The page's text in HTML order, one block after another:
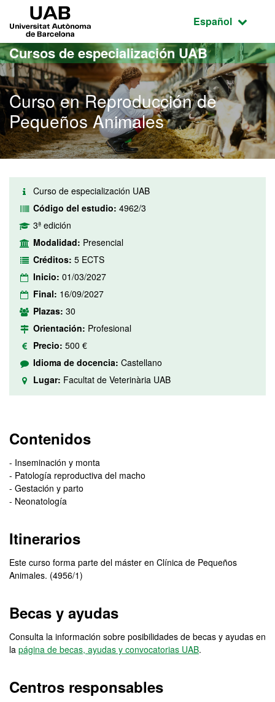
Acceso al contenido principal
Acceso a la navegación de la página
Idioma
Español
Cursos de especialización UAB
Curso en Reproducción de
Pequeños Animales
Curso de especialización UAB
Código del estudio: 4962/3
3ª edición
Modalidad: Presencial
Créditos: 5 ECTS
Inicio: 01/03/2027
Final: 16/09/2027
Plazas: 30
Orientación: Profesional
Precio: 500 €
Idioma de docencia: Castellano
Lugar: Facultat de Veterinària UAB
Contenidos
- Inseminación y monta
- Patología reproductiva del macho
- Gestación y parto
- Neonatología
Itinerarios
Este curso forma parte del máster en Clínica de Pequeños
Animales. (4956/1)
Becas y ayudas
Consulta la información sobre posibilidades de becas y ayudas en
la página de becas, ayudas y convocatorias UAB.
Centros responsables